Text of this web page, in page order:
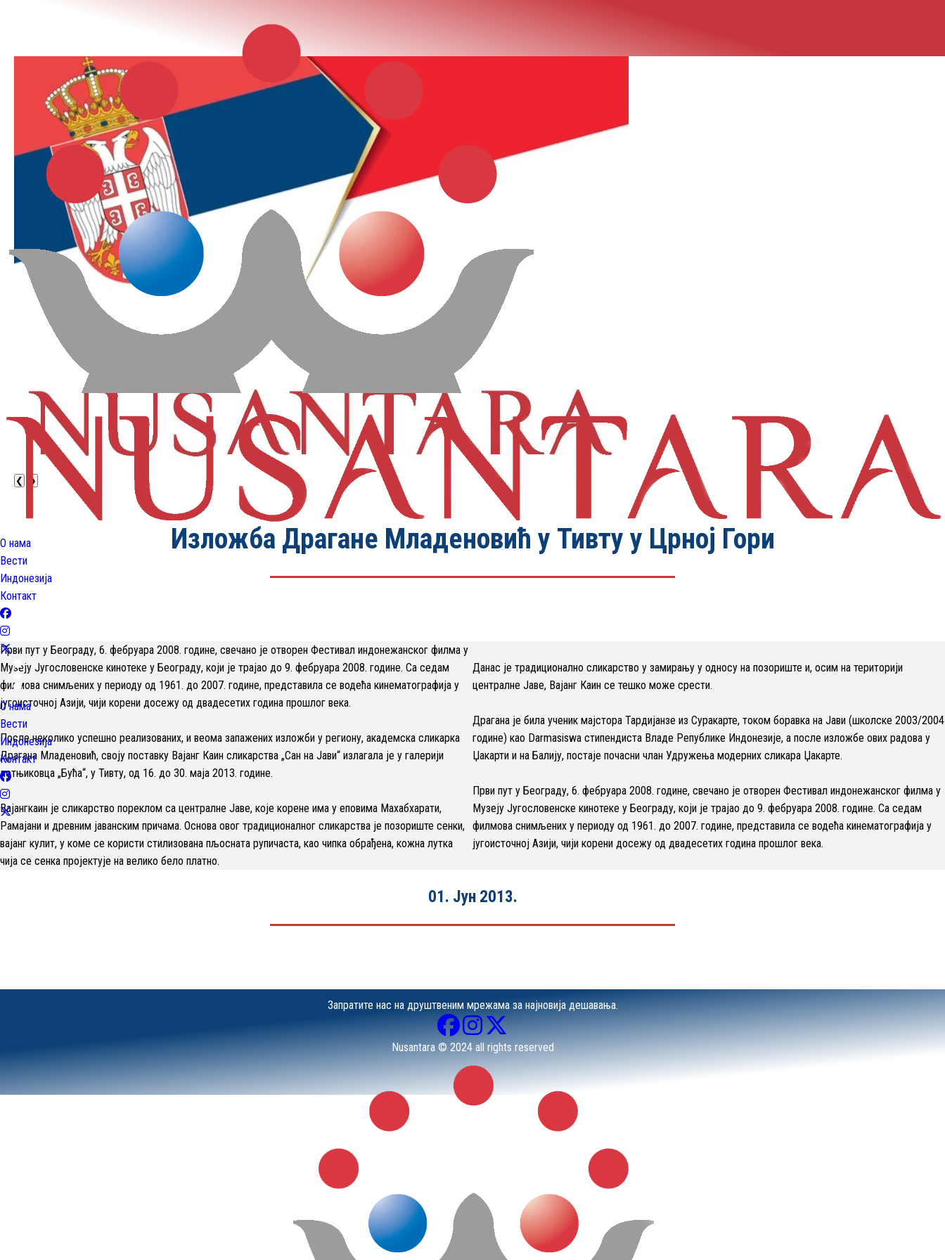
О нама
Вести
Индонезија
Контакт
О нама
Вести
Индонезија
Контакт
❮ ❯
Изложба Драгане Младеновић у Тивту у Црној Гори
Први пут у Београду, 6. фебруара 2008. године, свечано је отворен Фестивал индонежанског филма у
Музеју Југословенске кинотеке у Београду, који је трајао до 9. фебруара 2008. године. Са седам
филмова снимљених у периоду од 1961. до 2007. године, представила се водећа кинематографија у
југоисточној Азији, чији корени досежу од двадесетих година прошлог века.
После неколико успешно реализованих, и веома запажених изложби у региону, академска сликарка
Драгана Младеновић, своју поставку Вајанг Каин сликарства „Сан на Јави“ излагала је у галерији
летњиковца „Бућа“, у Тивту, од 16. до 30. маја 2013. године.
Вајангкаин је сликарство пореклом са централне Јаве, које корене има у еповима Махабхарати,
Рамајани и древним јаванским причама. Основа овог традиционалног сликарства је позориште сенки,
вајанг кулит, у коме се користи стилизована пљосната рупичаста, као чипка обрађена, кожна лутка
чија се сенка пројектује на велико бело платно.
Данас је традиционално сликарство у замирању у односу на позориште и, осим на територији
централне Јаве, Вајанг Каин се тешко може срести.
Драгана је била ученик мајстора Тардијанзе из Суракарте, током боравка на Јави (школске 2003/2004
године) као Darmasiswa стипендиста Владе Републике Индонезије, а после изложбе ових радова у
Џакарти и на Балију, постаје почасни члан Удружења модерних сликара Џакарте.
Први пут у Београду, 6. фебруара 2008. године, свечано је отворен Фестивал индонежанског филма у
Музеју Југословенске кинотеке у Београду, који је трајао до 9. фебруара 2008. године. Са седам
филмова снимљених у периоду од 1961. до 2007. године, представила се водећа кинематографија у
југоисточној Азији, чији корени досежу од двадесетих година прошлог века.
01. Јун 2013.
Запратите нас на друштвеним мрежама за најновија дешавања.
Nusantara © 2024 all rights reserved